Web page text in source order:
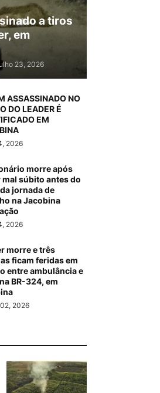
a tiros
em
23, 2026
ASSASSINADO NO
DO LEADER É
EM
2026
morre após
súbito antes do
jornada de
na Jacobina
2026
morre e três
ficam feridas em
entre ambulância e
BR-324, em
2026